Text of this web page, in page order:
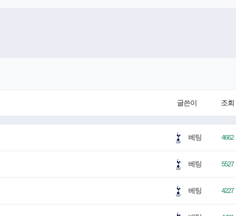
글쓴이 조회
베팅 4662
베팅 5527
베팅 4227